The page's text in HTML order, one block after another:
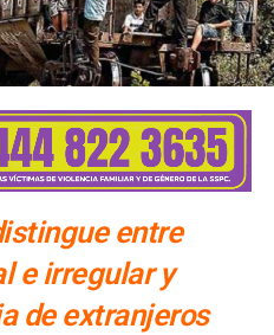
entre
e irregular y
de extranjeros